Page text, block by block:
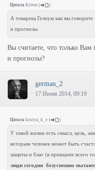
Цитата Kitten ( )
А товарищ Гелиум как вы
и прогнозы.
Вы считаете, что только Вам
и прогнозы?
german_2
17 Июня 2014, 09:19
Цитата kostya_k_v ( )
У такой жизни есть смысл, цель,
которым человек может быть
защиты и благ (в принципе всего
люди сегодня безуспешно